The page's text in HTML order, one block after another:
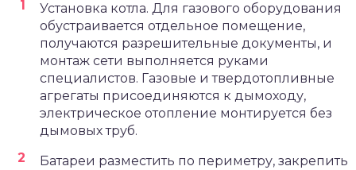
Установка котла. Для газового оборудования
обустраивается отдельное помещение,
получаются разрешительные документы, и
монтаж сети выполняется руками
специалистов. Газовые и твердотопливные
агрегаты присоединяются к дымоходу,
электрическое отопление монтируется без
дымовых труб.
Батареи разместить по периметру, закрепить